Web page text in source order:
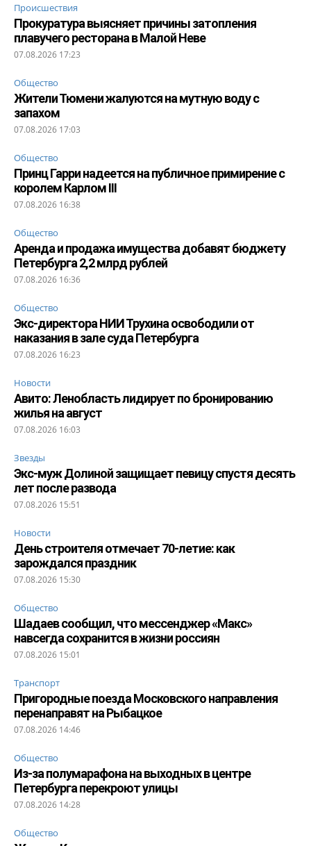
Происшествия
Прокуратура выясняет причины затопления
плавучего ресторана в Малой Неве
07.08.2026 17:23
Общество
Жители Тюмени жалуются на мутную воду с
запахом
07.08.2026 17:03
Общество
Принц Гарри надеется на публичное примирение с
королем Карлом III
07.08.2026 16:38
Общество
Аренда и продажа имущества добавят бюджету
Петербурга 2,2 млрд рублей
07.08.2026 16:36
Общество
Экс-директора НИИ Трухина освободили от
наказания в зале суда Петербурга
07.08.2026 16:23
Новости
Авито: Ленобласть лидирует по бронированию
жилья на август
07.08.2026 16:03
Звезды
Экс-муж Долиной защищает певицу спустя десять
лет после развода
07.08.2026 15:51
Новости
День строителя отмечает 70-летие: как
зарождался праздник
07.08.2026 15:30
Общество
Шадаев сообщил, что мессенджер «Макс»
навсегда сохранится в жизни россиян
07.08.2026 15:01
Транспорт
Пригородные поезда Московского направления
перенаправят на Рыбацкое
07.08.2026 14:46
Общество
Из-за полумарафона на выходных в центре
Петербурга перекроют улицы
07.08.2026 14:28
Общество